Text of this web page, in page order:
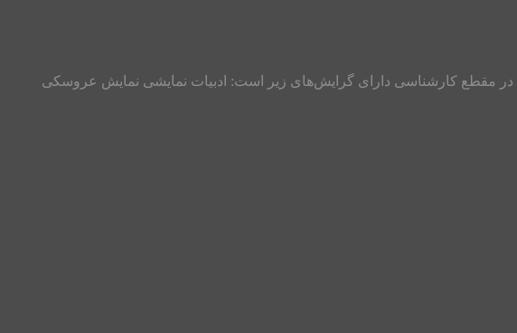
در مقطع‌ کارشناسی‌ دارای‌ گرایش‌های زیر است:‌ ادبیات نمایشی نمایش عروسکی